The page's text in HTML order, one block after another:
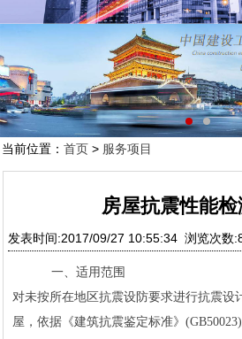
当前位置： 首页> 服务项目
房屋抗震性能
发表时间:2017/09/27 10:55:34 浏览次数
一、适用范围
对未按所在地区抗震设防要求进行抗震设
屋，依据《建筑抗震鉴定标准》